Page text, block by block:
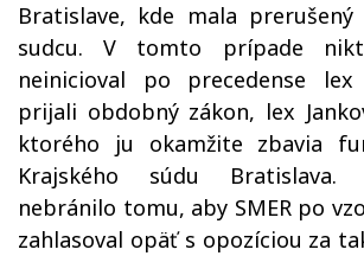
Bratislave, kde mala
sudcu. V tomto prípade
neinicioval po precedense
prijali obdobný zákon, lex
ktorého ju okamžite zbavia
Krajského súdu Bratislava.
nebránilo tomu, aby SMER po
zahlasoval opäť s opozíciou za